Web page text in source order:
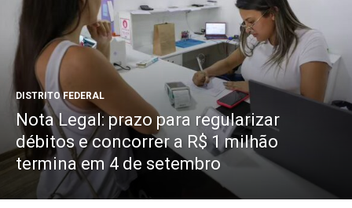
DISTRITO FEDERAL
Nota Legal: prazo para regularizar
débitos e concorrer a R$ 1 milhão
termina em 4 de setembro